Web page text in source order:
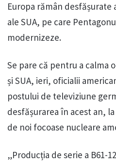
Europa rămân
ale SUA, pe care
modernizeze.
Se pare că pentru a calma
și SUA, ieri, oficialii
postului de televiziune
desfășurarea în acest an,
de noi focoase nucleare
„Producția de serie a B61-